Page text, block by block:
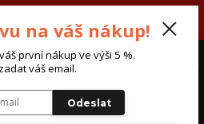
do 15:30 hodin.
CZK
na váš nákup!
první nákup ve výši 5 %.
váš email.
Odeslat